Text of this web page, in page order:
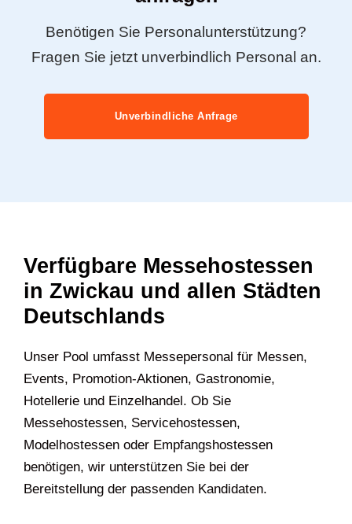
Benötigen Sie Personalunterstützung?
Fragen Sie jetzt unverbindlich Personal an.
Unverbindliche Anfrage
Verfügbare Messehostessen
in Zwickau und allen Städten
Deutschlands
U‍nser Pool umfasst Messepersonal für Messen,
Events, Promotion-Aktionen, Gastronomie,
Hotellerie und Einzelhandel. Ob Sie
Messehostessen, Servicehostessen,
Modelhostessen oder Empfangshostessen
benötigen, wir unterstützen Sie bei der
Bereitstellung der passenden Kandidaten.